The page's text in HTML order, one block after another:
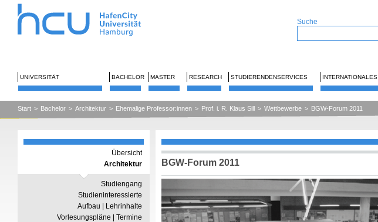
Suche
UNIVERSITÄT BACHELOR MASTER RESEARCH STUDIERENDENSERVICES INTERNATIONALES
Start > Bachelor > Architektur > Ehemalige Professor:innen > Prof. i. R. Klaus Sill > Wettbewerbe > BGW-Forum 2011
Übersicht
Architektur
Studiengang
Studieninteressierte
Aufbau | Lehrinhalte
Vorlesungspläne | Termine
BGW-Forum 2011